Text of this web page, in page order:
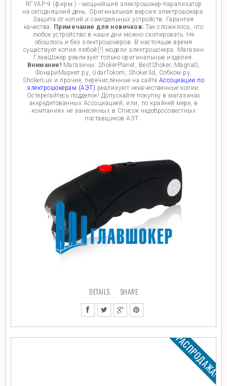
ЯГУАР-9 (фирм.) - мощнейший электрошокер-парализатор
на сегодняшний день. Оригинальная версия электрошокера.
Защита от копий и самодельных устройств. Гарантия
качества. Примечание для новичков: Так сложилось, что
любое устройство в наши дни можно скопировать. Не
обошлось и без электрошокеров. В настоящее время
существует копия любой(!) модели электрошокера. Магазин
ГлавШокер реализует только оригинальные изделия.
Внимание! Магазины: ShokerPlanet, BestShoker, MagnaD,
ФонариМаркет.ру, UdarTokom, Shoker3d, Собком.ру,
ShokerLux и прочие, перечисленные на сайте Ассоциации по
электрошокерам (АЭТ) реализуют некачественные копии.
Остерегайтесь подделок! Допускайте покупку в магазинах
аккредитованных Ассоциацией, или, по крайней мере, в
компаниях не занесенных в Список недобросовестных
поставщиков АЭТ .
DETAILS SHARE
РАСПРОДАЖА!